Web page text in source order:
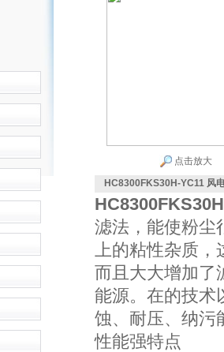
点击放大
HC8300FKS30H-YC11 风
滤法，能使粉尘
上的粘性杂质，
而且大大增加了
能源。在的技术
蚀、耐压、纳污
性能强特点